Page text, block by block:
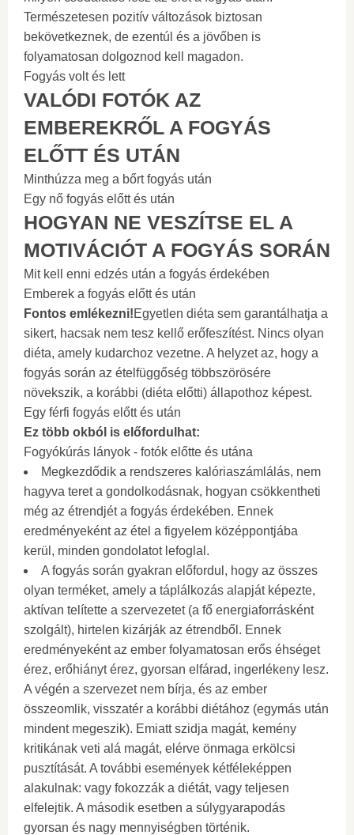
Természetesen pozitív változások biztosan
bekövetkeznek, de ezentúl és a jövőben is
folyamatosan dolgoznod kell magadon.
Fogyás volt és lett
VALÓDI FOTÓK AZ
EMBEREKRŐL A FOGYÁS
ELŐTT ÉS UTÁN
Minthúzza meg a bőrt fogyás után
Egy nő fogyás előtt és után
HOGYAN NE VESZÍTSE EL A
MOTIVÁCIÓT A FOGYÁS SORÁN
Mit kell enni edzés után a fogyás érdekében
Emberek a fogyás előtt és után
Fontos emlékezni!Egyetlen diéta sem garantálhatja a
sikert, hacsak nem tesz kellő erőfeszítést. Nincs olyan
diéta, amely kudarchoz vezetne. A helyzet az, hogy a
fogyás során az ételfüggőség többszörösére
növekszik, a korábbi (diéta előtti) állapothoz képest.
Egy férfi fogyás előtt és után
Ez több okból is előfordulhat:
Fogyókúrás lányok - fotók előtte és utána
Megkezdődik a rendszeres kalóriaszámlálás, nem
hagyva teret a gondolkodásnak, hogyan csökkentheti
még az étrendjét a fogyás érdekében. Ennek
eredményeként az étel a figyelem középpontjába
kerül, minden gondolatot lefoglal.
A fogyás során gyakran előfordul, hogy az összes
olyan terméket, amely a táplálkozás alapját képezte,
aktívan telítette a szervezetet (a fő energiaforrásként
szolgált), hirtelen kizárják az étrendből. Ennek
eredményeként az ember folyamatosan erős éhséget
érez, erőhiányt érez, gyorsan elfárad, ingerlékeny lesz.
A végén a szervezet nem bírja, és az ember
összeomlik, visszatér a korábbi diétához (egymás után
mindent megeszik). Emiatt szidja magát, kemény
kritikának veti alá magát, elérve önmaga erkölcsi
pusztítását. A további események kétféleképpen
alakulnak: vagy fokozzák a diétát, vagy teljesen
elfelejtik. A második esetben a súlygyarapodás
gyorsan és nagy mennyiségben történik.